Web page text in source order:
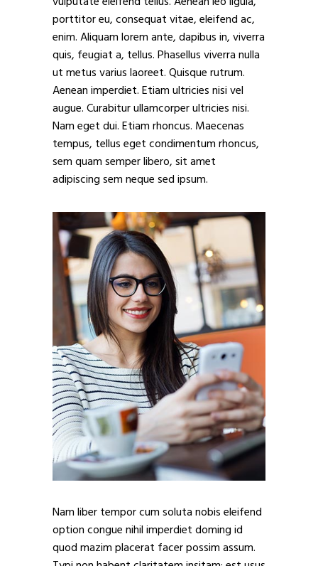
porttitor eu, consequat vitae, eleifend ac,
enim. Aliquam lorem ante, dapibus in, viverra
quis, feugiat a, tellus. Phasellus viverra nulla
ut metus varius laoreet. Quisque rutrum.
Aenean imperdiet. Etiam ultricies nisi vel
augue. Curabitur ullamcorper ultricies nisi.
Nam eget dui. Etiam rhoncus. Maecenas
tempus, tellus eget condimentum rhoncus,
sem quam semper libero, sit amet
adipiscing sem neque sed ipsum.
Nam liber tempor cum soluta nobis eleifend
option congue nihil imperdiet doming id
quod mazim placerat facer possim assum.